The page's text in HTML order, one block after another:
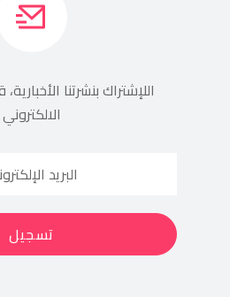
اللإشتراك بنشرتنا
الالكتروني